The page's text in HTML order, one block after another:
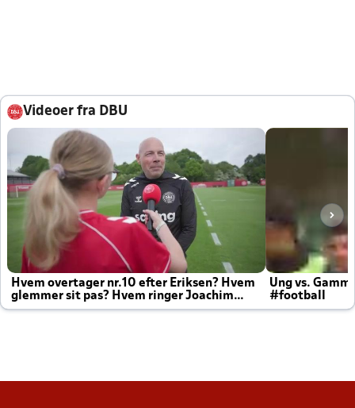
Videoer fra DBU
Hvem overtager nr.10 efter Eriksen? Hvem
glemmer sit pas? Hvem ringer Joachim
altid til efter kampe?
Ung vs.
#football